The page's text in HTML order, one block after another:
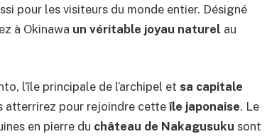
pour les visiteurs du monde entier. Désigné
à Okinawa un véritable joyau naturel au
l’île principale de l’archipel et sa capitale
atterrirez pour rejoindre cetteîle japonaise. Le
en pierre du château de Nakagusuku sont